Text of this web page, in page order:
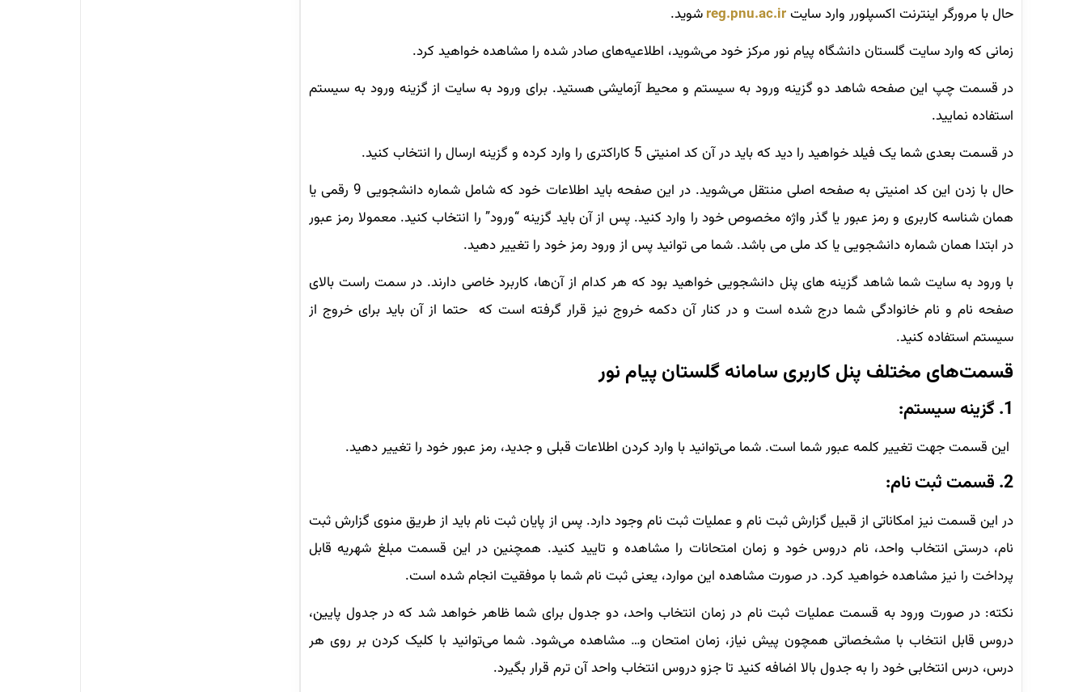
حال با مرورگر اینترنت اکسپلورر وارد سایتreg.pnu.ac.irشوید.
زمانی که وارد سایت گلستان دانشگاه پیام نور مرکز خود می‌شوید، اطلاعیه‌های صادر شده را مشاهده خواهید کرد.
در قسمت چپ این صفحه شاهد دو گزینه ورود به سیستم و محیط آزمایشی هستید. برای ورود به سایت از گزینه ورود به سیستم
استفاده نمایید.
در قسمت بعدی شما یک فیلد خواهید را دید که باید در آن کد امنیتی 5 کاراکتری را وارد کرده و گزینه ارسال را انتخاب کنید.
حال با زدن این کد امنیتی به صفحه اصلی منتقل می‌شوید. در این صفحه باید اطلاعات خود که شامل شماره دانشجویی 9 رقمی یا
همان شناسه کاربری و رمز عبور یا گذر واژه مخصوص خود را وارد کنید. پس از آن باید گزینه “ورود” را انتخاب کنید. معمولا رمز عبور
در ابتدا همان شماره دانشجویی یا کد ملی می باشد. شما می توانید پس از ورود رمز خود را تغییر دهید.
با ورود به سایت شما شاهد گزینه های پنل دانشجویی خواهید بود که هر کدام از آن‌ها، کاربرد خاصی دارند. در سمت راست بالای
صفحه نام و نام خانوادگی شما درج شده است و در کنار آن دکمه خروج نیز قرار گرفته است که حتما از آن باید برای خروج از
سیستم استفاده کنید.
قسمت‌های مختلف پنل کاربری سامانه گلستان پیام نور
1. گزینه سیستم:
این قسمت جهت تغییر کلمه عبور شما است. شما می‌توانید با وارد کردن اطلاعات قبلی و جدید، رمز عبور خود را تغییر دهید.
2. قسمت ثبت نام:
در این قسمت نیز امکاناتی از قبیل گزارش ثبت نام و عملیات ثبت نام وجود دارد. پس از پایان ثبت نام باید از طریق منوی گزارش ثبت
نام، درستی انتخاب واحد، نام دروس خود و زمان امتحانات را مشاهده و تایید کنید. همچنین در این قسمت مبلغ شهریه قابل
پرداخت را نیز مشاهده خواهید کرد. در صورت مشاهده این موارد، یعنی ثبت نام شما با موفقیت انجام شده است.
نکته: در صورت ورود به قسمت عملیات ثبت نام در زمان انتخاب واحد، دو جدول برای شما ظاهر خواهد شد که در جدول پایین،
دروس قابل انتخاب با مشخصاتی همچون پیش نیاز، زمان امتحان و… مشاهده می‌شود. شما می‌توانید با کلیک کردن بر روی هر
درس، درس انتخابی خود را به جدول بالا اضافه کنید تا جزو دروس انتخاب واحد آن ترم قرار بگیرد.